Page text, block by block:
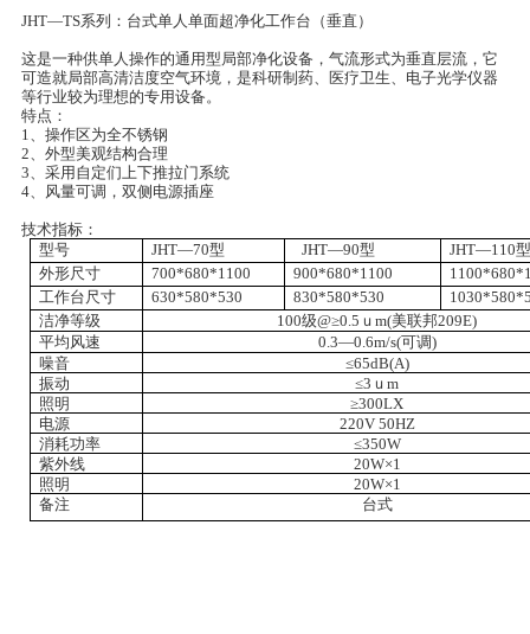
JHT—TS系列：台式单人单面超净化工作台（垂直）
这是一种供单人操作的通用型局部净化设备，气流形式为垂直层流，它
可造就局部高清洁度空气环境，是科研制药、医疗卫生、电子光学仪器
等行业较为理想的专用设备。
特点：
1、 操作区为全不锈钢
2、 外型美观结构合理
3、 采用自定们上下推拉门系统
4、 风量可调，双侧电源插座
技术指标：
型号
JHT—70型 JHT—90型 JHT—110
外形尺寸
700*680*1100 900*680*1100 1100*680*
工作台尺寸
630*580*530 830*580*530 1030*580*
洁净等级
100级@≥0.5 ｕm(美联邦209E)
平均风速
0.3—0.6m/s(可调)
噪音
≤65dB(A)
振动
≤3 ｕm
照明
≥300LX
电源
220V 50HZ
消耗功率
≤350W
紫外线
20W×1
照明
20W×1
备注
台式